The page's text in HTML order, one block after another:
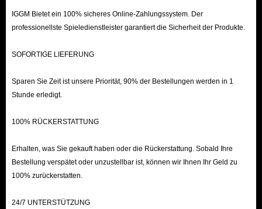
Gerichte auf dem Herd zuzubereiten, die Energie
wiederherstellen.
Quests abschließen: Viele Quests beinhalten das Finden
belohnt werden.
In-Game-Shop: Kaufen Sie Gegenstände in Dagoberts
Laden mit Sternmünzen oder bestimmte Gegenstände
Kaufen Sie bei IGGM: IGGM ist eine zuverlässige
Tauschbörse für Disney Dreamlight Valley, wo Sie alle
benötigten In-Game-Ressourcen finden. Für nur ein
paar echte Dollar können Sie ganz einfach neue Biome
IGGM Bietet ein 100% sicheres Online-Zahlungssystem. Der
professionellste Spieledienstleister garantiert die Sicherheit der Produkte.
SOFORTIGE LIEFERUNG
Sparen Sie Zeit ist unsere Priorität, 90% der Bestellungen werden in 1
Stunde erledigt.
100% RÜCKERSTATTUNG
Erhalten, was Sie gekauft haben oder die Rückerstattung. Sobald Ihre
Bestellung verspätet oder unzustellbar ist, können wir Ihnen Ihr Geld zu
100% zurückerstatten.
24/7 UNTERSTÜTZUNG